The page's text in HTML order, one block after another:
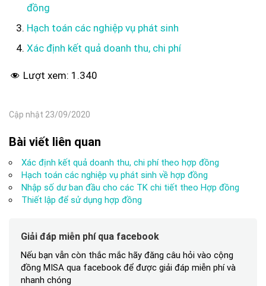
đồng
Hạch toán các nghiệp vụ phát sinh
Xác định kết quả doanh thu, chi phí
Lượt xem: 1.340
Cập nhật 23/09/2020
Bài viết liên quan
Xác định kết quả doanh thu, chi phí theo hợp đồng
Hạch toán các nghiệp vụ phát sinh về hợp đồng
Nhập số dư ban đầu cho các TK chi tiết theo Hợp đồng
Thiết lập để sử dụng hợp đồng
Giải đáp miễn phí qua facebook
Nếu bạn vẫn còn thắc mắc hãy đăng câu hỏi vào cộng
đồng MISA qua facebook để được giải đáp miễn phí và
nhanh chóng